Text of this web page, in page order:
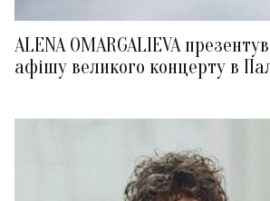
ALENA OMARGALIEVA
афішу великого концерту в